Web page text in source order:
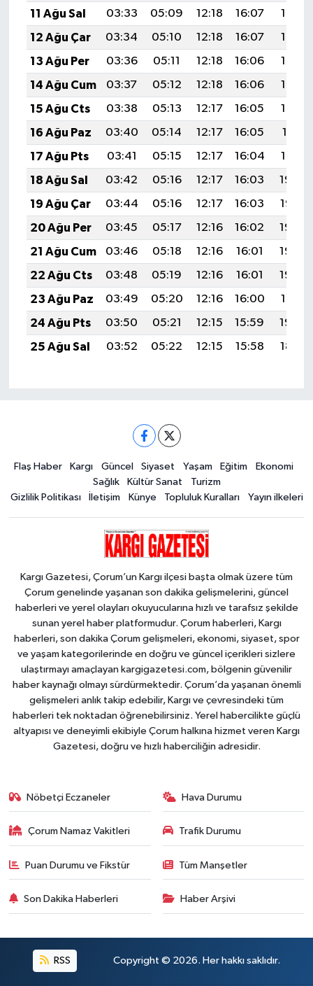
11 Ağu Sal
03:33 05:09 12:18 16:07
19:17
12 Ağu Çar
03:34 05:10 12:18 16:07
19:16
13 Ağu Per
03:36 05:11 12:18 16:06
19:15
14 Ağu Cum
03:37 05:12 12:18 16:06
19:14
15 Ağu Cts
03:38 05:13 12:17 16:05
19:12
16 Ağu Paz
03:40 05:14 12:17 16:05
19:11
17 Ağu Pts
03:41 05:15 12:17 16:04
19:10
18 Ağu Sal
03:42 05:16 12:17 16:03
19:08
19 Ağu Çar
03:44 05:16 12:17 16:03
19:07
20 Ağu Per
03:45 05:17 12:16 16:02
19:05
21 Ağu Cum
03:46 05:18 12:16 16:01
19:04
22 Ağu Cts
03:48 05:19 12:16 16:01
19:03
23 Ağu Paz
03:49 05:20 12:16 16:00
19:01
24 Ağu Pts
03:50 05:21 12:15 15:59
19:00
25 Ağu Sal
03:52 05:22 12:15 15:58 18:58
Flaş Haber Kargı Güncel Siyaset Yaşam Eğitim
Ekonomi
Sağlık
Kültür Sanat
Turizm
Gizlilik Politikası
İletişim Künye Topluluk Kuralları Yayın ilkeleri
Kargı Gazetesi, Çorum’un Kargı ilçesi başta olmak üzere tüm
Çorum genelinde yaşanan son dakika gelişmelerini, güncel
haberleri ve yerel olayları okuyucularına hızlı ve tarafsız şekilde
sunan yerel haber platformudur. Çorum haberleri, Kargı
haberleri, son dakika Çorum gelişmeleri, ekonomi, siyaset, spor
ve yaşam kategorilerinde en doğru ve güncel içerikleri sizlere
ulaştırmayı amaçlayan kargigazetesi.com, bölgenin güvenilir
haber kaynağı olmayı sürdürmektedir. Çorum’da yaşanan önemli
gelişmeleri anlık takip edebilir, Kargı ve çevresindeki tüm
haberleri tek noktadan öğrenebilirsiniz. Yerel habercilikte güçlü
altyapısı ve deneyimli ekibiyle Çorum halkına hizmet veren Kargı
Gazetesi, doğru ve hızlı haberciliğin adresidir.
Nöbetçi Eczaneler Hava Durumu
Çorum Namaz Vakitleri Trafik Durumu
Puan Durumu ve Fikstür Tüm Manşetler
Son Dakika Haberleri Haber Arşivi
RSS Copyright © 2026. Her hakkı saklıdır.